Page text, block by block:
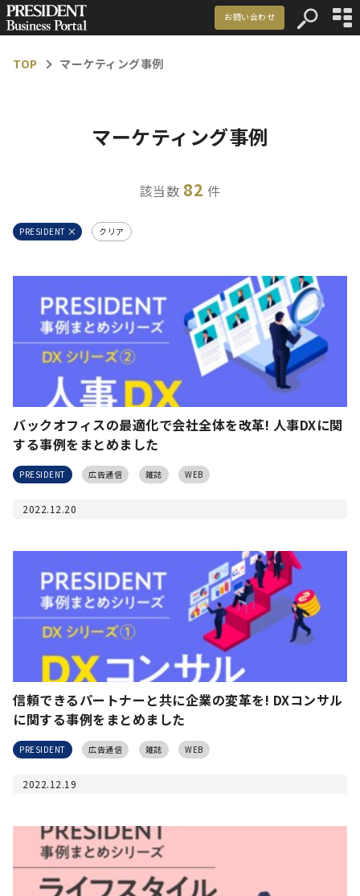
お問い合わせ
資料ダウンロード
メルマガ登録
TOP マーケティング事例
マーケティング事例
該当数 82 件
PRESIDENT クリア
バックオフィスの最適化で会社全体を改革! 人事DXに関
する事例をまとめました
PRESIDENT 広告通信 雑誌 WEB
2022.12.20
信頼できるパートナーと共に企業の変革を! DXコンサル
に関する事例をまとめました
PRESIDENT 広告通信 雑誌 WEB
2022.12.19